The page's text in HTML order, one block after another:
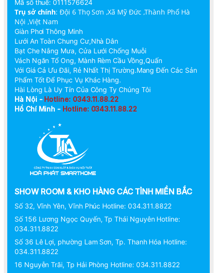
Mã số thuế: 0111576624
Trụ sở chính:Đội 6 Thọ Sơn ,Xã Mỹ Đức ,Thành Phố Hà
Nội ,Việt Nam
Giàn Phơi Thông Minh
Lưới An Toàn Chung Cư,Nhà Dân
Bạt Che Nắng Mưa, Cửa Lưới Chống Muỗi
Vách Ngăn Tổ Ong, Mành Rèm Cầu Vồng,Quấn
Với Giá Cả Ưu Đãi, Rẻ Nhất Thị Trường.Mang Đến Các Sản
Phẩm Tốt Để Phục Vụ Khác Hàng.
Hài Lòng Là Uy Tín Của Công Ty Chúng Tôi
Hà Nội - Hotline: 0343.11.88.22
Hồ Chí Minh - Hotline: 0343.11.88.22
SHOW ROOM & KHO HÀNG CÁC TỈNH MIỀN BẮC
Số 32, Vĩnh Yên, Vĩnh Phúc Hotline: 034.311.8822
Số 156 Lương Ngọc Quyến, Tp Thái Nguyên Hotline:
034.311.8822
Số 36 Lê Lợi, phường Lam Sơn, Tp. Thanh Hóa Hotline:
034.311.8822
16 Nguyễn Trãi, Tp Hải Phòng Hotline: 034.311.8822